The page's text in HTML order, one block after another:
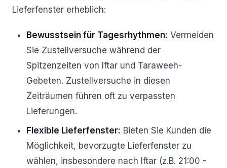
Lieferfenster erheblich:
Bewusstsein für Tagesrhythmen: Vermeiden
Sie Zustellversuche während der
Spitzenzeiten von Iftar und Taraweeh-
Gebeten. Zustellversuche in diesen
Zeiträumen führen oft zu verpassten
Lieferungen.
Flexible Lieferfenster: Bieten Sie Kunden die
Möglichkeit, bevorzugte Lieferfenster zu
wählen, insbesondere nach Iftar (z.B. 21:00 -